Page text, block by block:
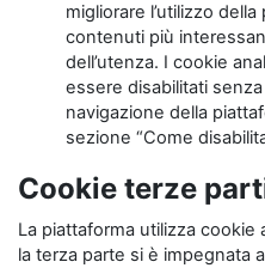
migliorare l’utilizzo
contenuti più
dell’utenza. I cookie
essere disabilitati
navigazione della
sezione “Come
Cookie terze
La piattaforma utilizza cookie
la terza parte si è impegnata